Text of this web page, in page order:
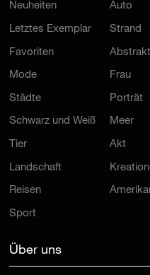
Neuheiten
Letztes Exemplar
Favoriten
Mode
Städte
Schwarz und Weiß
Tier
Landschaft
Reisen
Sport
Auto
Strand
Abstrakt
Frau
Porträt
Meer
Akt
Über uns